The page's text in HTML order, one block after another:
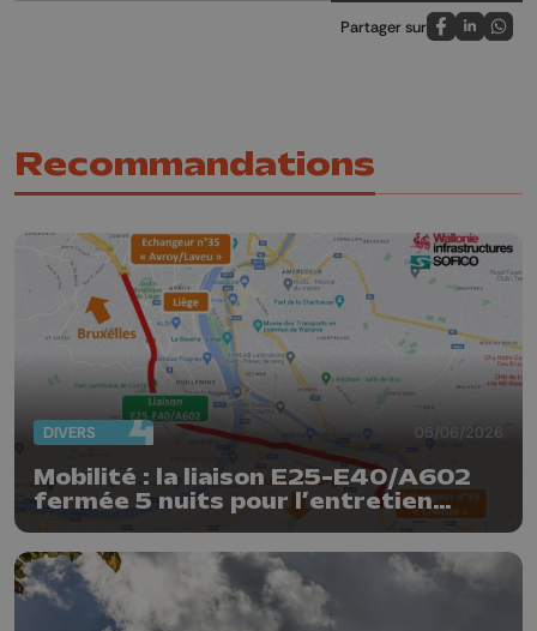
Partager sur
Partagez sur
Partagez
Recommandations
DIVERS 05/06/2026
Mobilité : la liaison E25-E40/A602
fermée 5 nuits pour l’entretien